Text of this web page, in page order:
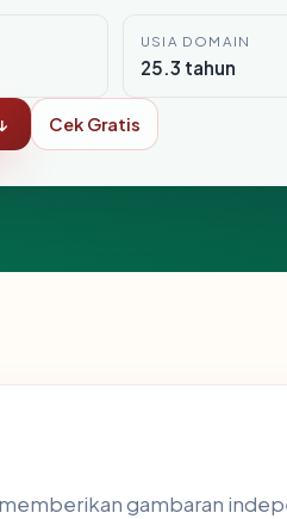
USIA DOMAIN
25.3 tahun
Cek Gratis
gambaran